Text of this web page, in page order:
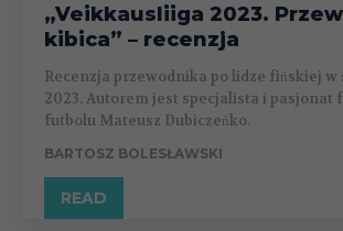
„Veikkausliiga 2023.
kibica” – recenzja
Recenzja przewodnika po lidze fińskiej w
2023. Autorem jest specjalista i pasjonat
futbolu Mateusz Dubiczeńko.
BARTOSZ BOLESŁAWSKI
READ